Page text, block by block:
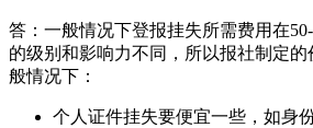
答：一般情况下登报挂失所需费用在
的级别和影响力不同，所以报社制定
般情况下：
个人证件挂失要便宜一些，如身